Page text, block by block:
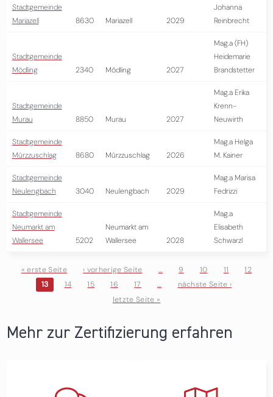
Stadtgemeinde
Mariazell
8630 Mariazell 2029
Johanna
Reinbrecht
Stadtgemeinde
Mödling
2340 Mödling 2027
Mag.a (FH)
Heidemarie
Brandstetter
Stadtgemeinde
Murau
8850 Murau 2027
Mag.a Erika
Krenn-
Neuwirth
Stadtgemeinde
Mürzzuschlag
8680 Mürzzuschlag 2026
Mag.a Helga
M. Kainer
Stadtgemeinde
Neulengbach
3040 Neulengbach 2029
Mag.a Marisa
Fedrizzi
Stadtgemeinde
Neumarkt am
Wallersee
5202
Neumarkt am
Wallersee
2028
Mag.a
Elisabeth
Schwarzl
Seiten
« erste Seite ‹ vorherige Seite … 9 10 11
12
13
14 15 16 17 …
nächste Seite ›
letzte Seite »
Mehr zur Zertifizierung erfahren